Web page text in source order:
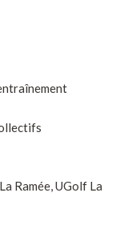
Ramée, UGolf La